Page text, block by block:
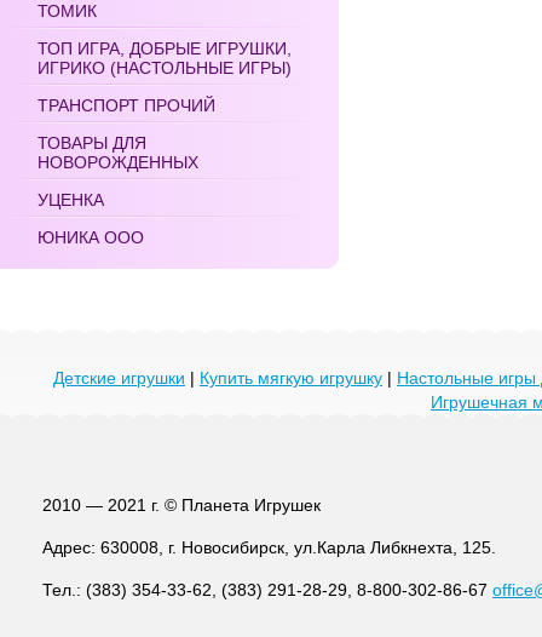
ТОМИК
ТОП ИГРА, ДОБРЫЕ ИГРУШКИ,
ИГРИКО (НАСТОЛЬНЫЕ ИГРЫ)
ТРАНСПОРТ ПРОЧИЙ
ТОВАРЫ ДЛЯ
НОВОРОЖДЕННЫХ
УЦЕНКА
ЮНИКА ООО
Детские игрушки | Купить мягкую игрушку | Настольные игры
Игрушечная
2010 — 2021 г. © Планета Игрушек
Адрес: 630008, г. Новосибирск, ул.Карла Либкнехта, 125.
Тел.: (383) 354-33-62, (383) 291-28-29, 8-800-302-86-67